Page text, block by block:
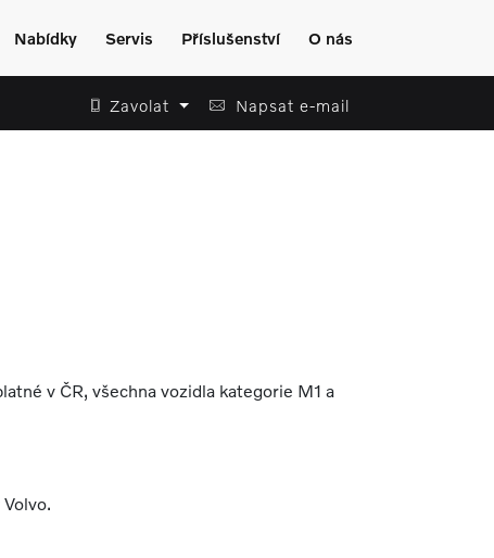
Nabídky Servis Příslušenství O nás
Zavolat Napsat e-mail
v ČR, všechna vozidla kategorie M1 a